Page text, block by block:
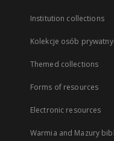
Institution collections
Kolekcje osób
Themed collections
Forms of resources
Electronic resources
Warmia and Mazury